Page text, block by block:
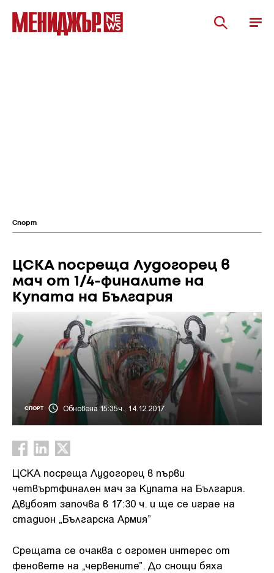
Спорт
ЦСКА посреща Лудогорец в
мач от 1/4-финалите на
Купата на България
СПОРТ Обновена 15:35ч., 14.12.2017
ЦСКА посреща Лудогорец в първи
четвъртфинален мач за Купата на България.
Двубоят започва в 17:30 ч. и ще се играе на
стадион „Българска Армия”
Срещата се очаква с огромен интерес от
феновете на „червените”. До снощи бяха